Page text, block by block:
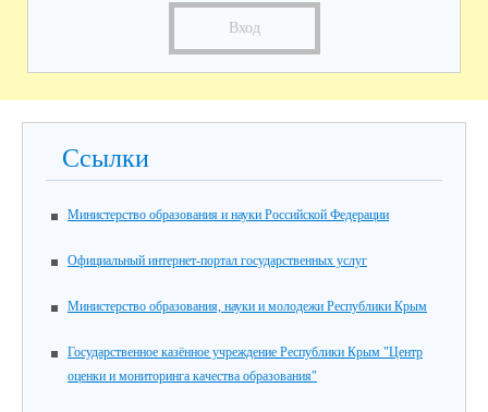
Вход
Ссылки
Министерство образования и науки Российской Федерации
Официальный интернет-портал государственных услуг
Министерство образования, науки и молодежи Республики Крым
Государственное казённое учреждение Республики Крым "Центр
оценки и мониторинга качества образования"